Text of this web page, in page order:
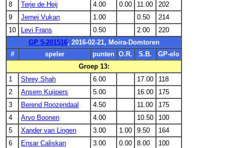
8
Terje de Heij 4.00 0.00 11.00
202
9
Jernej Vukan 1.00 0.50
214
10
Levi Frans 0.50 2.00
220
GP 5-201516, 2016-02-21, Moira-Domtoren
#
speler punten O.R. S.B.
GP-elo
Groep 13:
1
Shrey Shah 6.00 17.00
118
2
Ansem Kuijpers 5.00 16.00
175
3
Berend Roozendaal 4.50 11.00
175
4
Arvo Boonen 4.00 10.50
100
5
Xander van Lingen 3.00 1.00 9.50
164
6
Ensar Caliskan 3.00 0.00 8.00
100